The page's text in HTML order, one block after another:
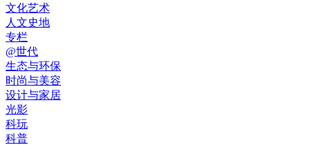
文化艺术
人文史地
专栏
@世代
生态与环保
时尚与美容
设计与家居
光影
科玩
科普